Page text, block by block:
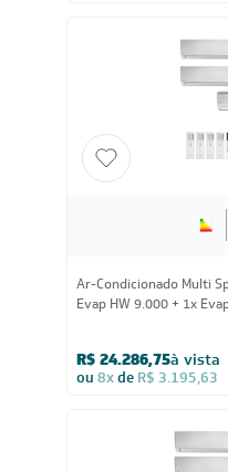
Ar-Condicionado Multi
Evap HW 9.000 + 1x
R$ 24.286,75à vista
ou 8xde R$ 3.195,63